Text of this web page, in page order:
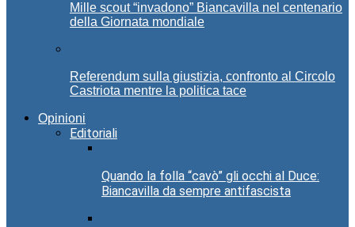
Mille scout “invadono” Biancavilla nel centenario
della Giornata mondiale
Referendum sulla giustizia, confronto al Circolo
Castriota mentre la politica tace
Opinioni
Editoriali
Quando la folla “cavò” gli occhi al Duce:
Biancavilla da sempre antifascista